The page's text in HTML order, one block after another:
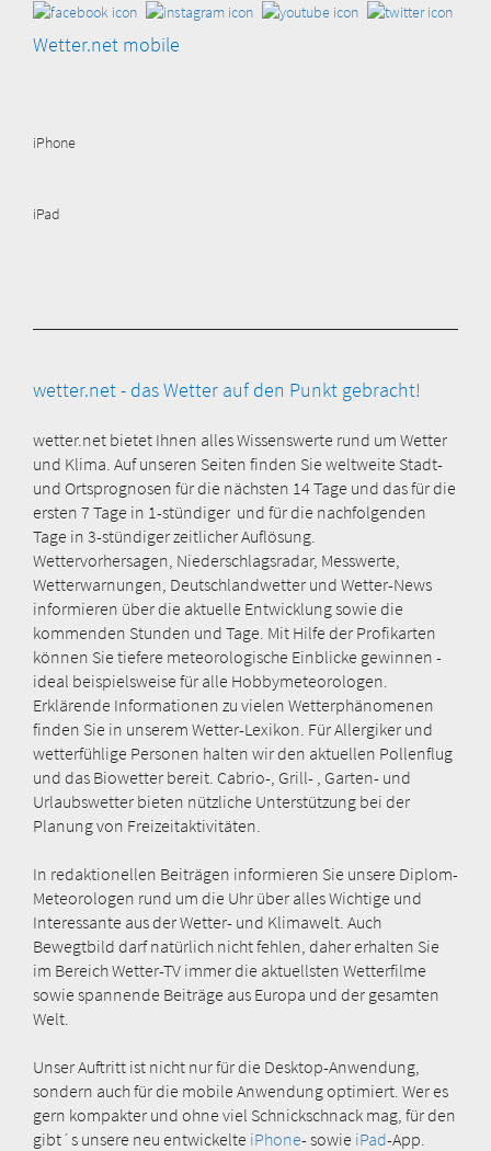
Wetter.net mobile
iPhone
iPad
wetter.net - das Wetter auf den Punkt gebracht!
wetter.net bietet Ihnen alles Wissenswerte rund um Wetter
und Klima. Auf unseren Seiten finden Sie weltweite Stadt-
und Ortsprognosen für die nächsten 14 Tage und das für die
ersten 7 Tage in 1-stündiger und für die nachfolgenden
Tage in 3-stündiger zeitlicher Auflösung.
Wettervorhersagen, Niederschlagsradar, Messwerte,
Wetterwarnungen, Deutschlandwetter und Wetter-News
informieren über die aktuelle Entwicklung sowie die
kommenden Stunden und Tage. Mit Hilfe der Profikarten
können Sie tiefere meteorologische Einblicke gewinnen -
ideal beispielsweise für alle Hobbymeteorologen.
Erklärende Informationen zu vielen Wetterphänomenen
finden Sie in unserem Wetter-Lexikon. Für Allergiker und
wetterfühlige Personen halten wir den aktuellen Pollenflug
und das Biowetter bereit. Cabrio-, Grill- , Garten- und
Urlaubswetter bieten nützliche Unterstützung bei der
Planung von Freizeitaktivitäten.
In redaktionellen Beiträgen informieren Sie unsere Diplom-
Meteorologen rund um die Uhr über alles Wichtige und
Interessante aus der Wetter- und Klimawelt. Auch
Bewegtbild darf natürlich nicht fehlen, daher erhalten Sie
im Bereich Wetter-TV immer die aktuellsten Wetterfilme
sowie spannende Beiträge aus Europa und der gesamten
Welt.
Unser Auftritt ist nicht nur für die Desktop-Anwendung,
sondern auch für die mobile Anwendung optimiert. Wer es
gern kompakter und ohne viel Schnickschnack mag, für den
gibt´s unsere neu entwickelte iPhone- sowie iPad-App.